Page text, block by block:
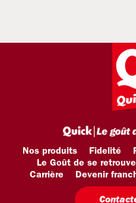
Nos produits Fidelité
Le Goût de se
Carrière
Devenir